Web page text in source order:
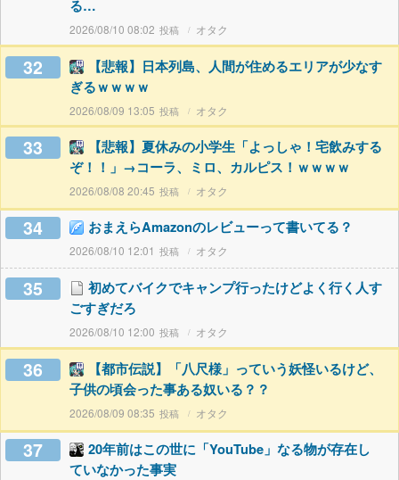
る…
2026/08/10 08:02 オタク
32
【悲報】日本列島、人間が住めるエリアが少なす
ぎるｗｗｗｗ
2026/08/09 13:05 オタク
33
【悲報】夏休みの小学生「よっしゃ！宅飲みする
ぞ！！」→コーラ、ミロ、カルピス！ｗｗｗｗ
2026/08/08 20:45 オタク
34 おまえらAmazonのレビューって書いてる？
2026/08/10 12:01 オタク
35
初めてバイクでキャンプ行ったけどよく行く人す
ごすぎだろ
2026/08/10 12:00 オタク
36
【都市伝説】「八尺様」っていう妖怪いるけど、
子供の頃会った事ある奴いる？？
2026/08/09 08:35 オタク
37
20年前はこの世に「YouTube」なる物が存在し
ていなかった事実